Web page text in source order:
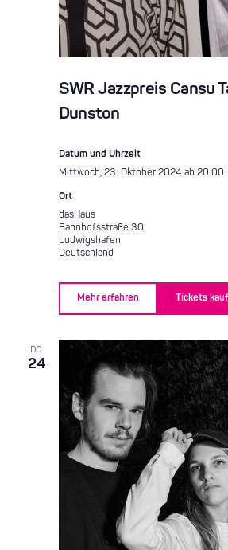
SWR Jazzpreis Cansu
Dunston
Datum und Uhrzeit
Mittwoch, 23. Oktober 2024 ab 20:00
Ort
dasHaus
Bahnhofsstraße 30
Ludwigshafen
Deutschland
Mehr erfahren Tickets
DO.
24